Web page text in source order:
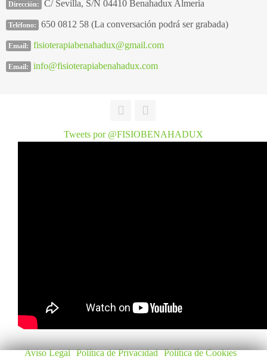
Dirección: C/ Sevilla, S/N 04410 Benahadux Almería
Teléfono: 650 0812 58 (La conversación podrá ser grabada)
Email: fisioterapiabenahadux@gmail.com
Email: info@fisioterapiabenahadux.com
Tweets por @FISIOBENAHADUX
Aviso Legal Política de Privacidad Política de Cookies